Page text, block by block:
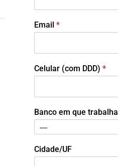
Email *
Celular (com DDD) *
Banco em que trabalha
Cidade/UF